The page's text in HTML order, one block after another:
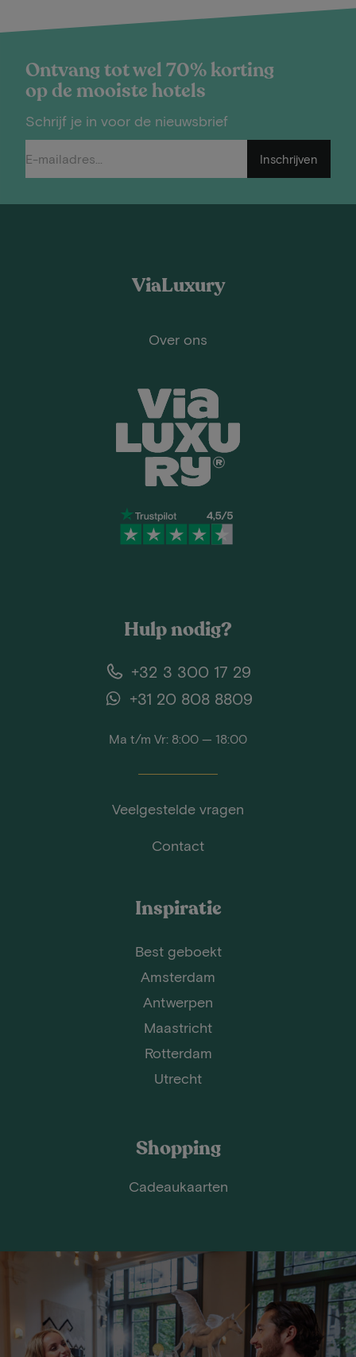
Ontvang tot wel 70% korting
op de mooiste hotels
Schrijf je in voor de nieuwsbrief
Inschrijven
ViaLuxury
Over ons
Hulp nodig?
+32 3 300 17 29
+31 20 808 8809
Ma t/m Vr: 8:00 — 18:00
Veelgestelde vragen
Contact
Inspiratie
Best geboekt
Amsterdam
Antwerpen
Maastricht
Rotterdam
Utrecht
Shopping
Cadeaukaarten